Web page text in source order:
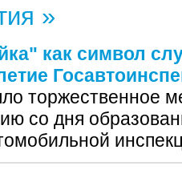
»
как символ
торжественное
со дня